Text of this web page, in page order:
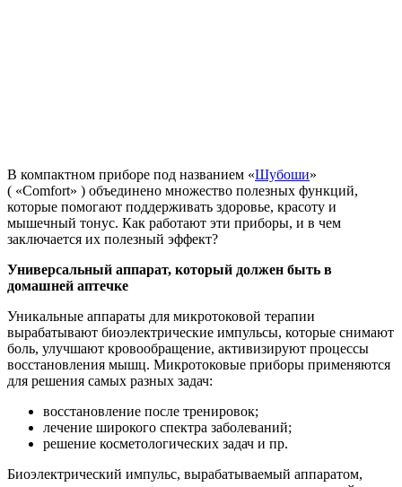
В компактном приборе под названием «Шубоши»
( «Comfort» ) объединено множество полезных функций,
которые помогают поддерживать здоровье, красоту и
мышечный тонус. Как работают эти приборы, и в чем
заключается их полезный эффект?
Универсальный аппарат, который должен быть в
домашней аптечке
Уникальные аппараты для микротоковой терапии
вырабатывают биоэлектрические импульсы, которые снимают
боль, улучшают кровообращение, активизируют процессы
восстановления мышц. Микротоковые приборы применяются
для решения самых разных задач:
восстановление после тренировок;
лечение широкого спектра заболеваний;
решение косметологических задач и пр.
Биоэлектрический импульс, вырабатываемый аппаратом,